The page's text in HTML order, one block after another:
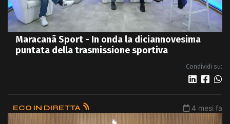
Maracanã Sport - In onda la diciannovesima
puntata della trasmissione sportiva
Condividi su:
ECO IN DIRETTA 4 mesi fa